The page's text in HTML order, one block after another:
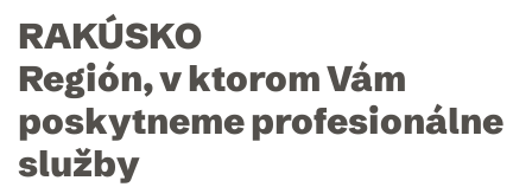
RAKÚSKO
Región, v ktorom Vám
poskytneme profesionálne
služby